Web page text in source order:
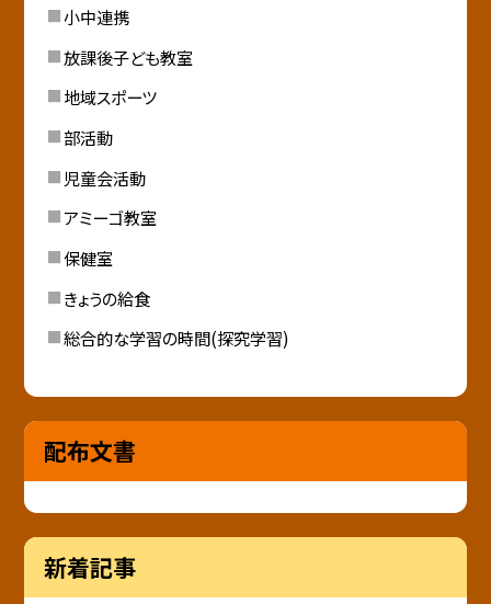
小中連携
放課後子ども教室
地域スポーツ
部活動
児童会活動
アミーゴ教室
保健室
きょうの給食
総合的な学習の時間(探究学習)
配布文書
新着記事